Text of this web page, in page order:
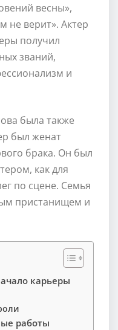
весны»,
не верит». Актер
получил
званий,
и
была также
был женат
брака. Он был
как для
по сцене. Семья
пристанищем и
карьеры
работы